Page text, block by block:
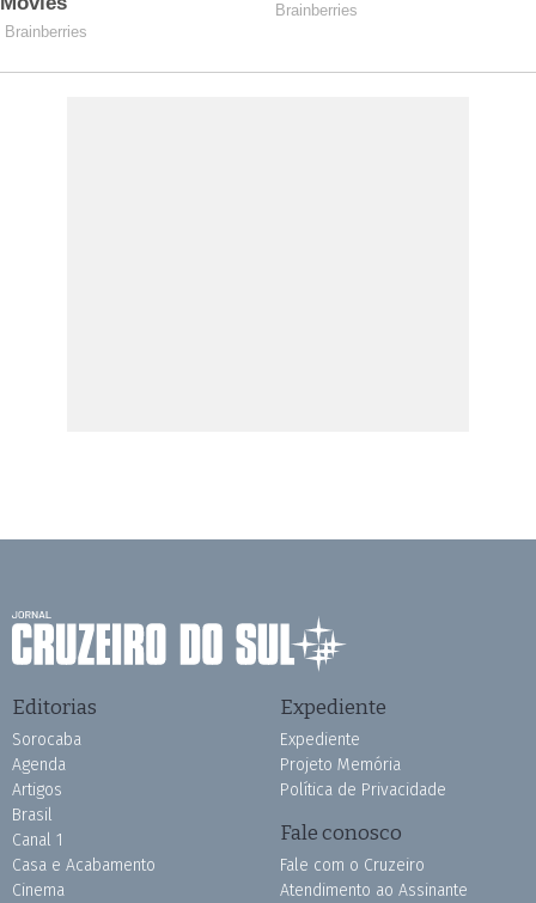
Editorias
Sorocaba
Agenda
Artigos
Brasil
Canal 1
Casa e Acabamento
Cinema
Expediente
Expediente
Projeto Memória
Política de Privacidade
Fale conosco
Fale com o Cruzeiro
Atendimento ao Assinante